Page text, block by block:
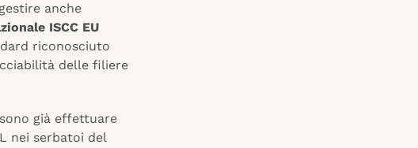
anche
ISCC EU
riconosciuto
delle filiere
già effettuare
nei serbatoi del